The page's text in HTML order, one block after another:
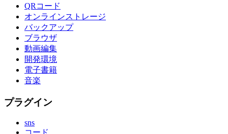
QRコード
オンラインストレージ
バックアップ
ブラウザ
動画編集
開発環境
電子書籍
音楽
プラグイン
sns